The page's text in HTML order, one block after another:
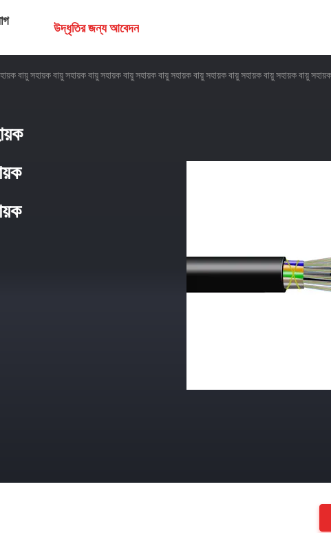
উদ্ধৃতির জন্য আবেদন
বায়ু সহায়ক বায়ু সহায়ক বায়ু সহায়ক বায়ু সহায়ক বায়ু সহায়ক বায়ু সহায়ক বায়ু সহায়ক বায়ু সহায়ক বায়ু